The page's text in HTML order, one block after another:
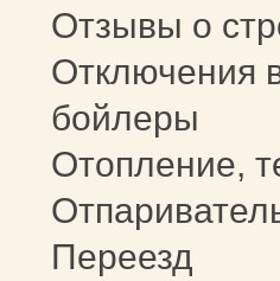
Отзывы о
Отключения
бойлеры
Отопление,
Переезд